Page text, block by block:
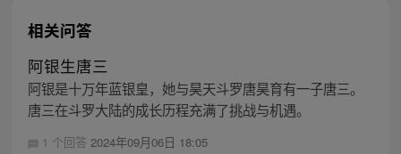
相关问答
阿银生唐三
阿银是十万年蓝银皇，她与昊天斗罗唐昊育有一子唐三。
唐三在斗罗大陆的成长历程充满了挑战与机遇。
1 个回答 2024年09月06日 18:05